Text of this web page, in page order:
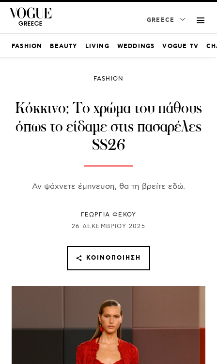
GREECE
FASHION BEAUTY LIVING WEDDINGS VOGUE TV
FASHION
Κόκκινο: To χρώμα του πάθους
όπως το είδαμε στις πασαρέλες
SS26
Αν ψάχνετε έμπνευση, θα τη βρείτε εδώ.
ΓΕΩΡΓΙΑ ΦΕΚΟΥ
26 ΔΕΚΕΜΒΡΊΟΥ 2025
ΚΟΙΝΟΠΟΊΗΣΗ